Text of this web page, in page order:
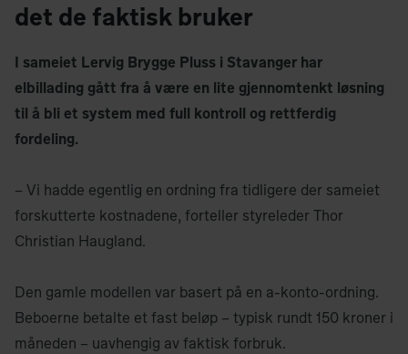
det de faktisk bruker
I sameiet Lervig Brygge Pluss i Stavanger har
elbillading gått fra å være en lite gjennomtenkt løsning
til å bli et system med full kontroll og rettferdig
fordeling.
– Vi hadde egentlig en ordning fra tidligere der sameiet
forskutterte kostnadene, forteller styreleder Thor
Christian Haugland.
Den gamle modellen var basert på en a-konto-ordning.
Beboerne betalte et fast beløp – typisk rundt 150 kroner i
måneden – uavhengig av faktisk forbruk.